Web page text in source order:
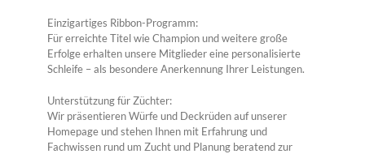
Einzigartiges Ribbon-Programm:
Für erreichte Titel wie Champion und weitere große
Erfolge erhalten unsere Mitglieder eine personalisierte
Schleife – als besondere Anerkennung Ihrer Leistungen.
Unterstützung für Züchter:
Wir präsentieren Würfe und Deckrüden auf unserer
Homepage und stehen Ihnen mit Erfahrung und
Fachwissen rund um Zucht und Planung beratend zur